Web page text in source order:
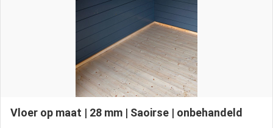
Vloer op maat | 28 mm | Saoirse | onbehandeld